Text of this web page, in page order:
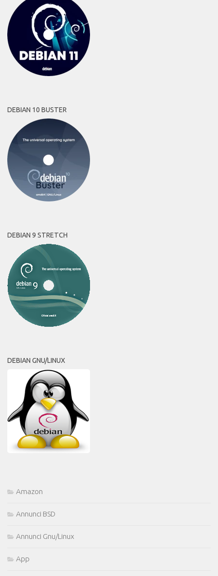
DEBIAN 10 BUSTER
DEBIAN 9 STRETCH
DEBIAN GNU/LINUX
Amazon
Annunci BSD
Annunci Gnu/Linux
App